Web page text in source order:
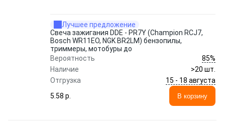
Лучшее предложение
Свеча зажигания DDE - PR7Y (Champion RCJ7,
Bosch WR11EO, NGK BR2LM) бензопилы,
триммеры, мотобуры до
Вероятность
85%
Наличие
>20 шт.
Отгрузка
15 - 18 августа
5.58 p.
В корзину